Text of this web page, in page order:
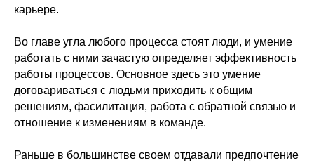
карьере.
Во главе угла любого процесса стоят люди, и умение
работать с ними зачастую определяет эффективность
работы процессов. Основное здесь это умение
договариваться с людьми приходить к общим
решениям, фасилитация, работа с обратной связью и
отношение к изменениям в команде.
Раньше в большинстве своем отдавали предпочтение